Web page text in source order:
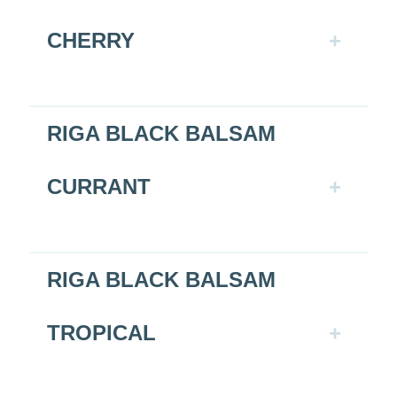
CHERRY
RIGA BLACK BALSAM
CURRANT
RIGA BLACK BALSAM
TROPICAL